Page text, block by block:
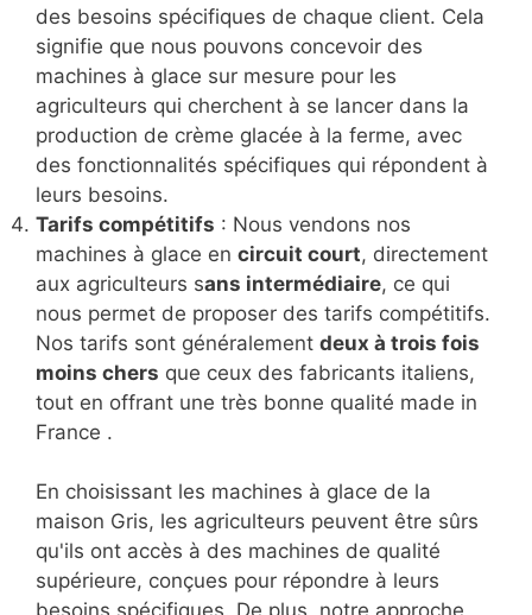
des besoins spécifiques de chaque client. Cela
signifie que nous pouvons concevoir des
machines à glace sur mesure pour les
agriculteurs qui cherchent à se lancer dans la
production de crème glacée à la ferme, avec
des fonctionnalités spécifiques qui répondent à
leurs besoins.
Tarifs compétitifs : Nous vendons nos
machines à glace en circuit court, directement
aux agriculteurs sans intermédiaire, ce qui
nous permet de proposer des tarifs compétitifs.
Nos tarifs sont généralement deux à trois fois
moins chers que ceux des fabricants italiens,
tout en offrant une très bonne qualité made in
France .
En choisissant les machines à glace de la
maison Gris, les agriculteurs peuvent être sûrs
qu'ils ont accès à des machines de qualité
supérieure, conçues pour répondre à leurs
besoins spécifiques. De plus, notre approche